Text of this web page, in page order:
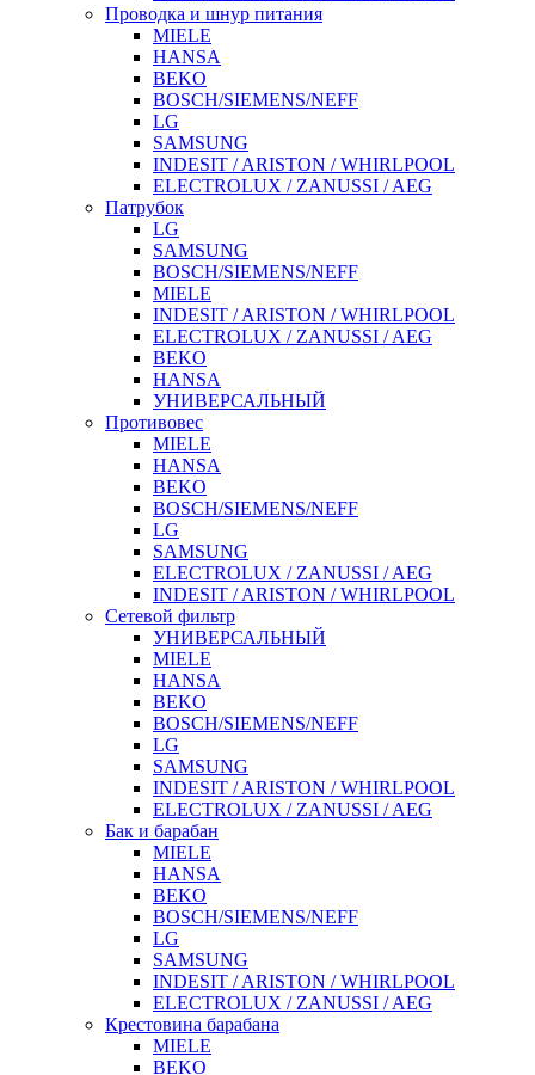
Проводка и шнур питания
MIELE
HANSA
BEKO
BOSCH/SIEMENS/NEFF
LG
SAMSUNG
INDESIT / ARISTON / WHIRLPOOL
ELECTROLUX / ZANUSSI / AEG
Патрубок
LG
SAMSUNG
BOSCH/SIEMENS/NEFF
MIELE
INDESIT / ARISTON / WHIRLPOOL
ELECTROLUX / ZANUSSI / AEG
BEKO
HANSA
УНИВЕРСАЛЬНЫЙ
Противовес
MIELE
HANSA
BEKO
BOSCH/SIEMENS/NEFF
LG
SAMSUNG
ELECTROLUX / ZANUSSI / AEG
INDESIT / ARISTON / WHIRLPOOL
Сетевой фильтр
УНИВЕРСАЛЬНЫЙ
MIELE
HANSA
BEKO
BOSCH/SIEMENS/NEFF
LG
SAMSUNG
INDESIT / ARISTON / WHIRLPOOL
ELECTROLUX / ZANUSSI / AEG
Бак и барабан
MIELE
HANSA
BEKO
BOSCH/SIEMENS/NEFF
LG
SAMSUNG
INDESIT / ARISTON / WHIRLPOOL
ELECTROLUX / ZANUSSI / AEG
Крестовина барабана
MIELE
BEKO